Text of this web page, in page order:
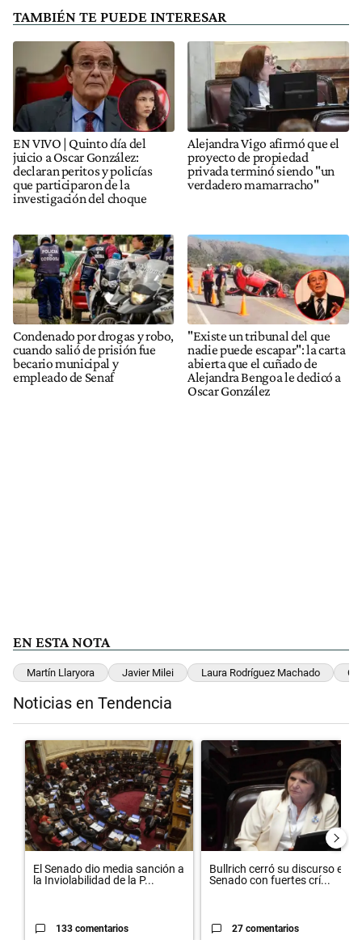
TAMBIÉN TE PUEDE INTERESAR
EN VIVO | Quinto día del
juicio a Oscar González:
declaran peritos y policías
que participaron de la
investigación del choque
Alejandra Vigo afirmó que el
proyecto de propiedad
privada terminó siendo "un
verdadero mamarracho"
Condenado por drogas y robo,
cuando salió de prisión fue
becario municipal y
empleado de Senaf
"Existe un tribunal del que
nadie puede escapar": la carta
abierta que el cuñado de
Alejandra Bengoa le dedicó a
Oscar González
EN ESTA NOTA
Martín Llaryora Javier Milei Laura Rodríguez Machado
Noticias en Tendencia
Un artículo de tendencia con el título "El Senado dio media
El Senado dio media sanción a
la Inviolabilidad de la P...
133 comentarios
Un artículo de tendencia con el
Bullrich cerró su discurso en el
Senado con fuertes crí...
27 comentarios